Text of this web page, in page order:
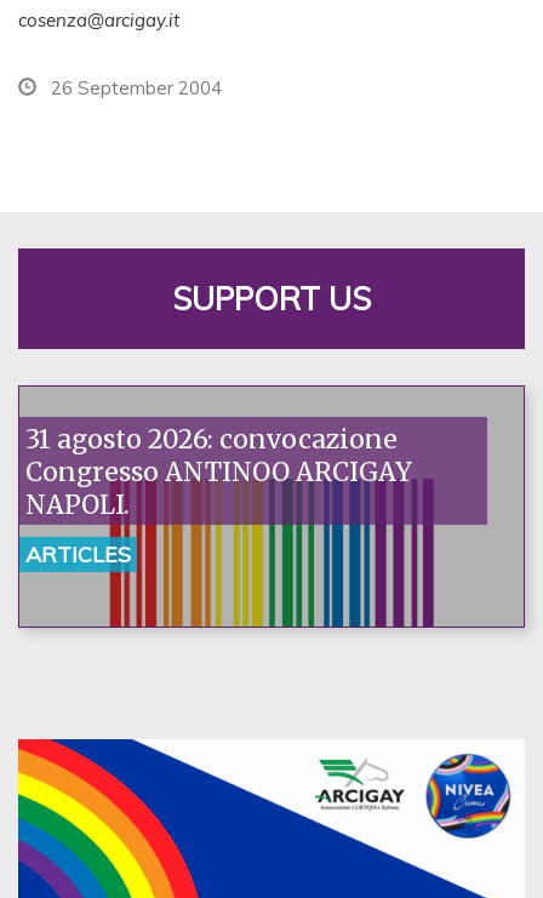
cosenza@arcigay.it
26 September 2004
SUPPORT US
31 agosto 2026: convocazione
Congresso ANTINOO ARCIGAY
NAPOLI.
ARTICLES